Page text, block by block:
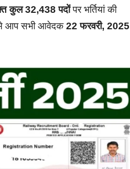
कुल 32,438 पदोंपर भर्तियां की
आप सभी आवेदक22 फरवरी, 2025